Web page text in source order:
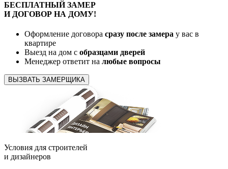
БЕСПЛАТНЫЙЗАМЕР
И ДОГОВОР НА ДОМУ!
Оформление договора сразу после замера у вас в
квартире
Выезд на дом с образцами дверей
Менеджер ответит на любые вопросы
ВЫЗВАТЬ ЗАМЕРЩИКА
Условия для строителей
и дизайнеров